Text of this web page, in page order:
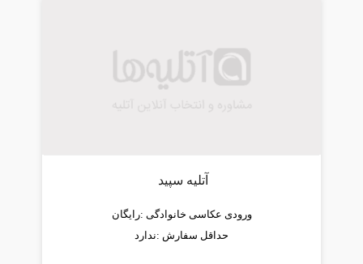
آتلیه سپید
ورودی عکاسی خانوادگی :رایگان
حداقل سفارش :ندارد